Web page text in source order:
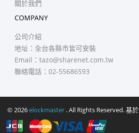
關於我們
COMPANY
公司介紹
地址：全台各縣市皆可安裝
Email： tazo@sharenet.com.tw
聯絡電話：02-55686593
© 2026elockmaster . All Rights Reserved. 基於